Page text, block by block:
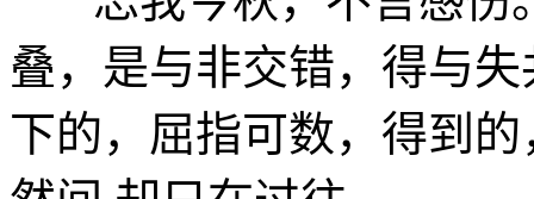
叠，是与非交错，得与
下的，屈指可数，得到